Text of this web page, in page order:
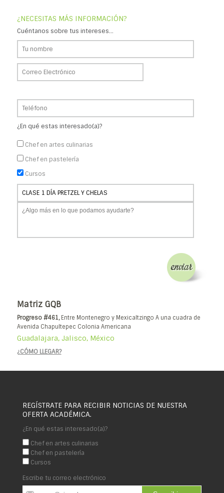
¿NECESITAS MÁS INFORMACIÓN?
Cuéntanos sobre tus intereses...
¿En qué estas interesado(a)?
Chef en artes culinarias
Chef en pastelería
Cursos
Matriz GQB
Progreso #461, Entre Montenegro y Mexicaltzingo A una cuadra de
Avenida Chapultepec Colonia Americana
Guadalajara, Jalisco, México
¿CÓMO LLEGAR?
REGÍSTRATE PARA RECIBIR NOTICIAS DE NUESTRA
OFERTA ACADÉMICA.
¿En qué estas interesado(a)?
Chef en artes culinarias
Chef en pastelería
Cursos
Escribe tu correo electrónico